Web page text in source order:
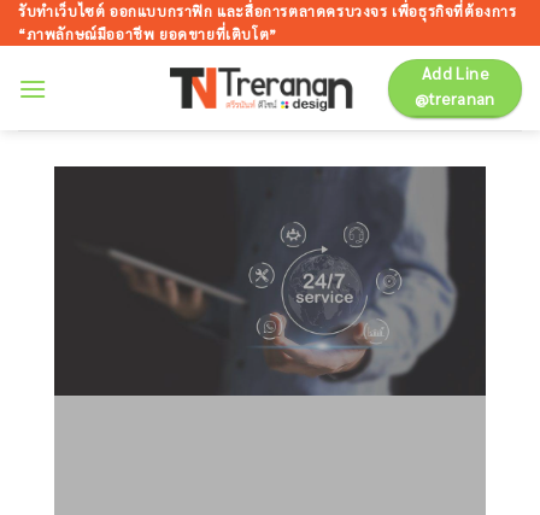
ข้าม
ไป
เนื้อหา
รับทำเว็บไซต์ ออกแบบกราฟิก และสื่อการตลาดครบวงจร เพื่อธุรกิจที่ต้องการ
“ภาพลักษณ์มืออาชีพ ยอดขายที่เติบโต”
Add Line
@treranan